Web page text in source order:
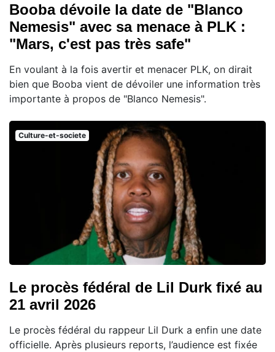
Booba dévoile la date de "Blanco
Nemesis" avec sa menace à PLK :
"Mars, c'est pas très safe"
En voulant à la fois avertir et menacer PLK, on dirait
bien que Booba vient de dévoiler une information très
importante à propos de "Blanco Nemesis".
Culture-et-societe
Le procès fédéral de Lil Durk fixé au
21 avril 2026
Le procès fédéral du rappeur Lil Durk a enfin une date
officielle. Après plusieurs reports, l’audience est fixée